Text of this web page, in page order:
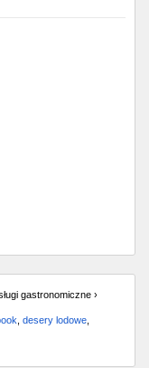
gastronomiczne ›
desery lodowe